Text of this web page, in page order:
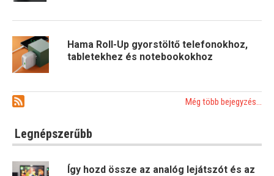
Hama Roll-Up gyorstöltő telefonokhoz,
tabletekhez és notebookokhoz
Még több bejegyzés...
Legnépszerűbb
Így hozd össze az analóg lejátszót és az